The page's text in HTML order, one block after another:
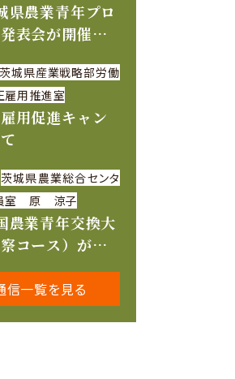
県農業青年プロ
表会が開催さ
茨城県産業戦略部労働
雇用推進室
用促進キャン
茨城県農業総合センタ
室 原 涼子
農業青年交換大
コース）が開
信一覧を見る